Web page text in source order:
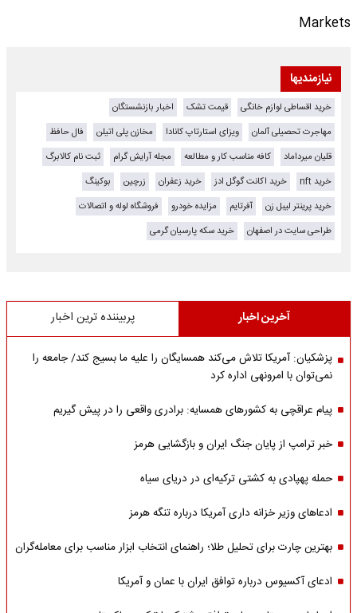
Markets
نیازمندیها
خرید اقساطی لوازم خانگی قیمت تشک
اخبار بازنشستگان
مهاجرت تحصیلی آلمان
ویزای استارتاپ کانادا مخازن پلی اتیلن
فال حافظ
قلیان میرداماد
کافه مناسب کار و مطالعه مجله آرایش گرام
ثبت نام کالابرگ
خرید nft
خرید اکانت گوگل ادز خرید زعفران زرچین
بوکینگ
خرید پرینتر لیبل زن
آفرتایم مزایده خودرو
فروشگاه لوله و اتصالات
طراحی سایت در اصفهان
خرید سکه پارسیان گرمی
آخرین اخبار پربیننده ترین اخبار
پزشکیان: آمریکا تلاش می‌کند همسایگان را علیه ما بسیج کند/ جامعه را
نمی‌توان با امرونهی اداره کرد
پیام عراقچی به کشورهای همسایه: برادری واقعی را در پیش گیریم
خبر ترامپ از پایان جنگ ایران و بازگشایی هرمز
حمله پهپادی به کشتی ترکیه‌ای در دریای سیاه
ادعاهای وزیر خزانه داری آمریکا درباره تنگه هرمز
بهترین چارت برای تحلیل طلا؛ راهنمای انتخاب ابزار مناسب برای معامله‌گران
ادعای آکسیوس درباره توافق ایران با عمان و آمریکا